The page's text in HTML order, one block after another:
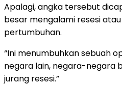
Apalagi, angka tersebut
besar mengalami resesi
pertumbuhan.
“Ini menumbuhkan sebuah
negara lain, negara-negara
jurang resesi.”